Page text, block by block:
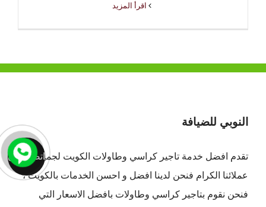
النوبي للضيافة
تقدم افضل خدمة تاجير كراسي وطاولات الكويت لجميع
عملائنا الكرام فنحن لدينا افضل و احسن الخدمات بالكويت ،
فنحن نقوم بتاجير كراسي وطاولات بافضل الاسعار التي
اتصل الان